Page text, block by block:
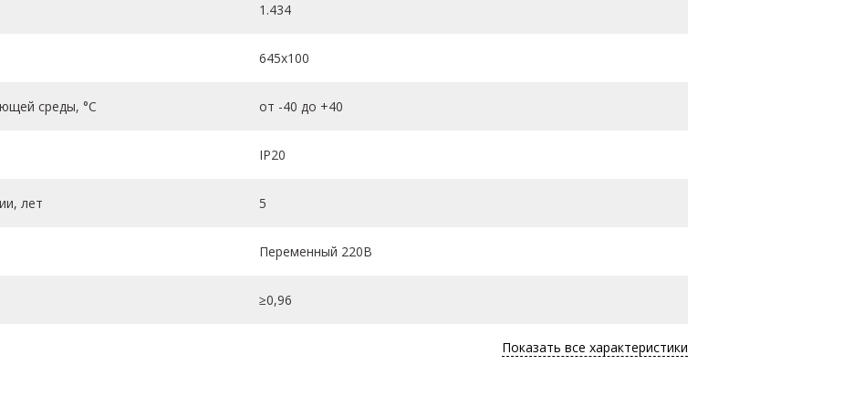
1.434
645х100
среды, °C от -40 до +40
IP20
лет 5
Переменный 220В
≥0,96
Показать все характеристики